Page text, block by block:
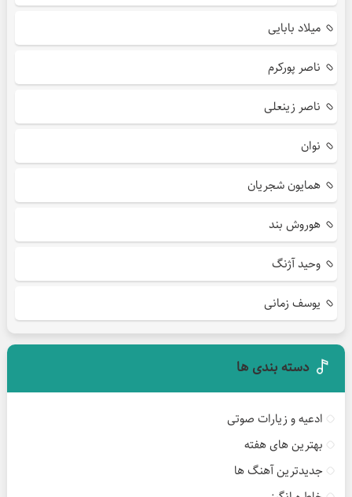
میلاد بابایی
ناصر پورکرم
ناصر زینعلی
نوان
همایون شجریان
هوروش بند
وحید آژنگ
یوسف زمانی
دسته بندی ها
ادعیه و زیارات صوتی
بهترین های هفته
جدیدترین آهنگ ها